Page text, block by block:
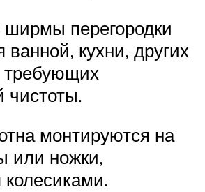
перегородки
кухни, других
монтируются на
или ножки,